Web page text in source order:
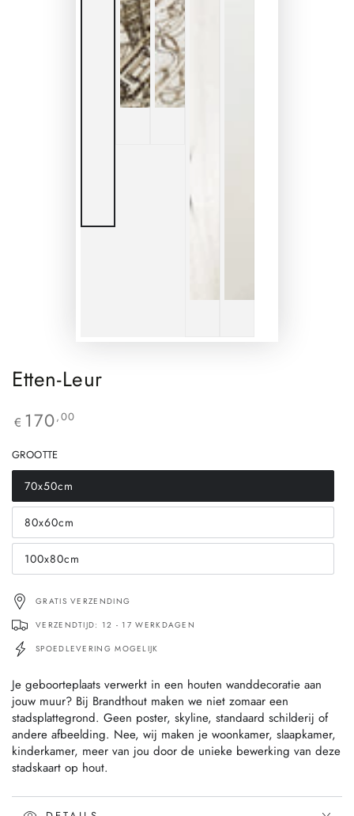
Etten-Leur
€ 170,00
GROOTTE
70x50cm
Translation
missing:
nl.products.product.variant_sold_out_or_unavailable
80x60cm
Translation
missing:
nl.products.product.variant_sold_out_or_unavailable
100x80cm
Translation
missing:
GRATIS VERZENDING
VERZENDTIJD: 12 - 17 WERKDAGEN
SPOEDLEVERING MOGELIJK
Je geboorteplaats verwerkt in een houten wanddecoratie aan
jouw muur? Bij Brandthout maken we niet zomaar een
stadsplattegrond. Geen poster, skyline, standaard schilderij of
andere afbeelding. Nee, wij maken je woonkamer, slaapkamer,
kinderkamer, meer van jou door de unieke bewerking van deze
stadskaart op hout.